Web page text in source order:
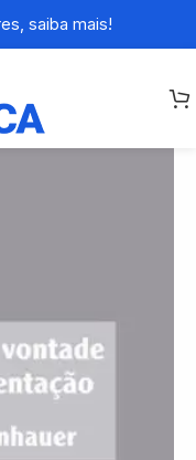
saiba mais!